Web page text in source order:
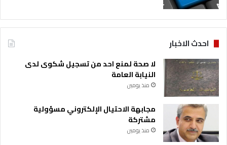
احدث الاخبار
لا صحة لمنع احد من تسجيل شكوى لدى
النيابة العامة
منذ يومين
مجابهة الاحتيال الإلكتروني مسؤولية
مشتركة
منذ يومين